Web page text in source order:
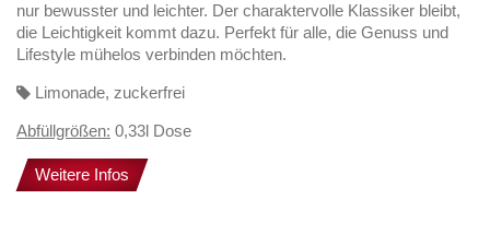
nur bewusster und leichter. Der charaktervolle Klassiker bleibt,
die Leichtigkeit kommt dazu. Perfekt für alle, die Genuss und
Lifestyle mühelos verbinden möchten.
Limonade, zuckerfrei
Abfüllgrößen: 0,33l Dose
Weitere Infos